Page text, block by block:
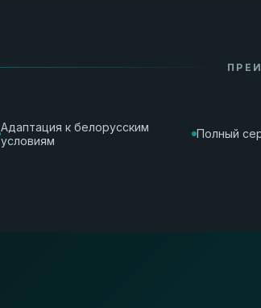
Адаптация к белорусским
условиям
Полный